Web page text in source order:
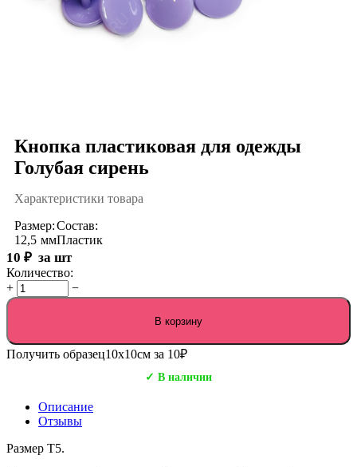
Кнопка пластиковая для одежды
Голубая сирень
Характеристики товара
Размер:
12,5 мм
Состав:
Пластик
10 ₽ за шт
Количество:
+
−
В корзину
Получить образец10х10см за 10₽
✓ В наличии
Описание
Отзывы
Размер Т5.